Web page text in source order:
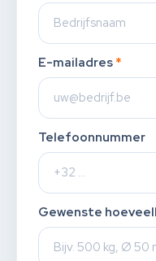
E-mailadres *
Telefoonnummer
Gewenste